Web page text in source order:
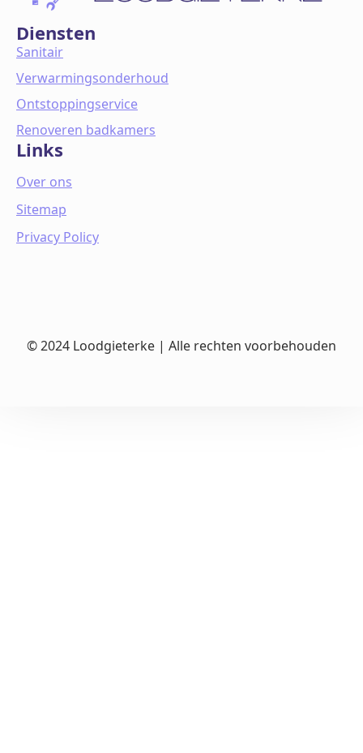
Diensten
Sanitair
Verwarmingsonderhoud
Ontstoppingservice
Renoveren badkamers
Links
Over ons
Sitemap
Privacy Policy
© 2024 Loodgieterke | Alle rechten voorbehouden